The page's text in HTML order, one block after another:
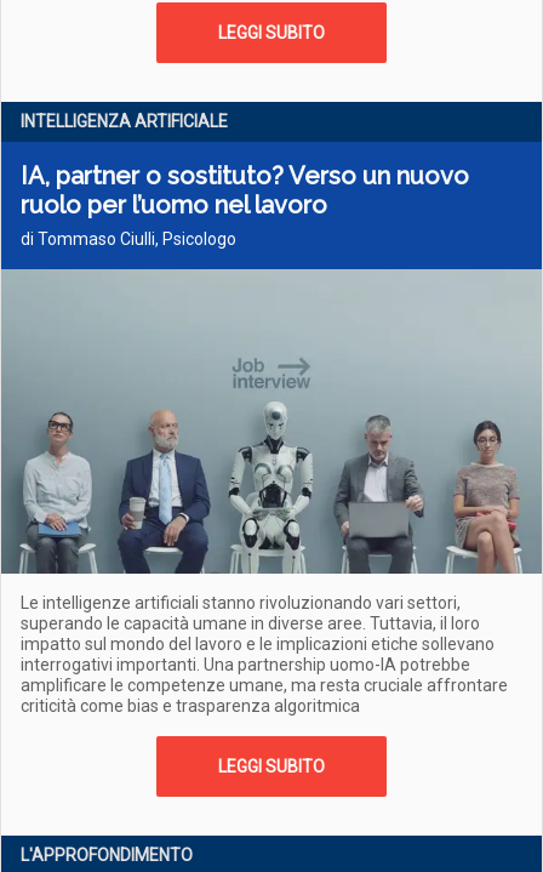
LEGGI SUBITO
INTELLIGENZA ARTIFICIALE
IA, partner o sostituto? Verso un nuovo
ruolo per l’uomo nel lavoro
di Tommaso Ciulli, Psicologo
Le intelligenze artificiali stanno rivoluzionando vari settori,
superando le capacità umane in diverse aree. Tuttavia, il loro
impatto sul mondo del lavoro e le implicazioni etiche sollevano
interrogativi importanti. Una partnership uomo-IA potrebbe
amplificare le competenze umane, ma resta cruciale affrontare
criticità come bias e trasparenza algoritmica
LEGGI SUBITO
L'APPROFONDIMENTO